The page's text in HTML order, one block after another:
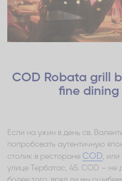
COD Robata grill
fine dining
Если на ужин в день св.
попробовать аутентичную
столик в ресторане COD, или
улице Тербатас, 45. COD – не